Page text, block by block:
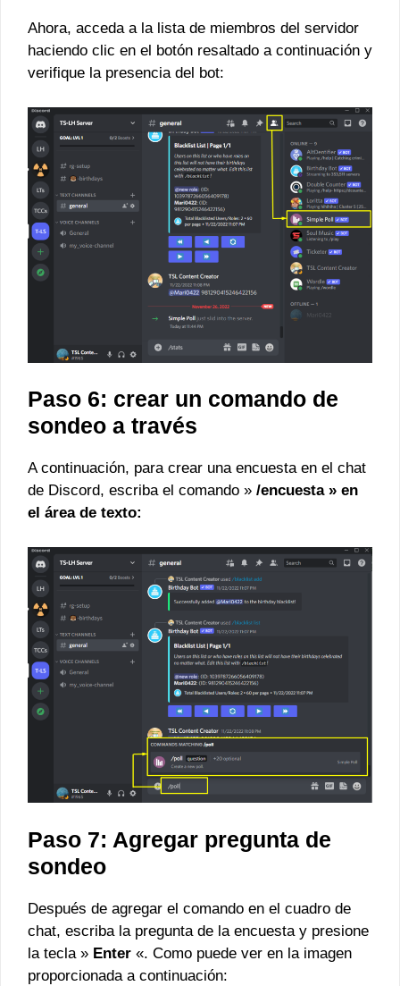
Ahora, acceda a la lista de miembros del servidor
haciendo clic en el botón resaltado a continuación y
verifique la presencia del bot:
Paso 6: crear un comando de
sondeo a través
A continuación, para crear una encuesta en el chat
de Discord, escriba el comando » /encuesta » en
el área de texto:
Paso 7: Agregar pregunta de
sondeo
Después de agregar el comando en el cuadro de
chat, escriba la pregunta de la encuesta y presione
la tecla » Enter «. Como puede ver en la imagen
proporcionada a continuación: